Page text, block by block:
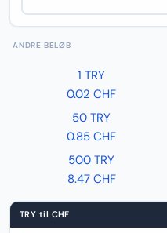
ANDRE BELØB
1 TRY
0.02 CHF
50 TRY
0.85 CHF
500 TRY
8.47 CHF
TRY til CHF